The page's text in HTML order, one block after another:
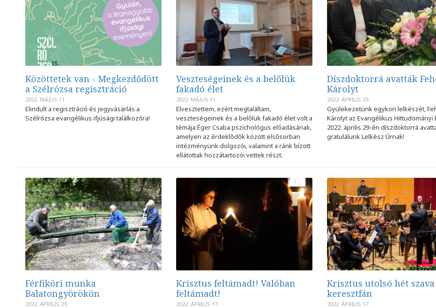
Közöttetek van - Megkezdődött
a Szélrózsa regisztráció
2022. MÁJUS 11.
Elindult a regisztráció és jegyvásárlás a
Szélrózsa evangélikus ifjúsági találkozóra!
Veszteségeinek és a belőlük
fakadó élet
2022. MÁJUS 11.
Elvesztettem, ezért megtaláltam,
veszteségeinek és a belőlük fakadó élet volt a
témája Éger Csaba pszichológus előadásának,
amelyen az érdeklődők között elsősorban
intézményünk dolgozói, valamint a ránk bízott
ellátottak hozzátartozói vettek részt.
Díszdoktorrá avatták
Károlyt
2022. ÁPRILIS 29.
Gyülekezetünk egykori lelkészét,
Károlyt az Evangélikus Hittudományi
2022. április 29-én díszdoktorrá
gratulálunk Lelkész Úrnak!
Férfiköri munka
Balatongyörökön
2022. ÁPRILIS 23.
Krisztus feltámadt! Valóban
feltámadt!
2022. ÁPRILIS 17.
Krisztus utolsó hét szava
keresztfán
2022. ÁPRILIS 17.